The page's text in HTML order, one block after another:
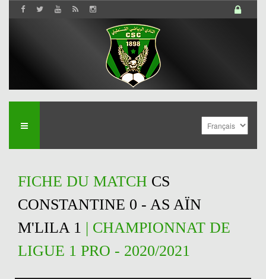
FICHE DU MATCH CS
CONSTANTINE 0 - AS AÏN
M'LILA 1 | CHAMPIONNAT DE
LIGUE 1 PRO - 2020/2021